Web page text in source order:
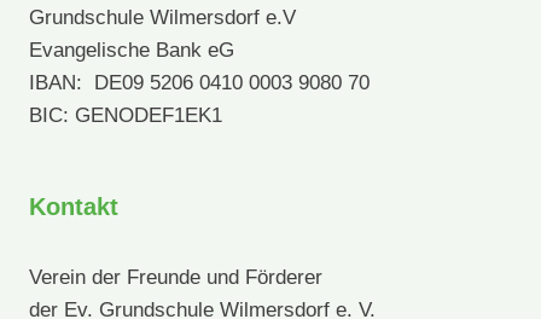
Grundschule Wilmersdorf e.V
Evangelische Bank eG
IBAN: DE09 5206 0410 0003 9080 70
BIC: GENODEF1EK1
Kontakt
Verein der Freunde und Förderer
der Ev. Grundschule Wilmersdorf e. V.